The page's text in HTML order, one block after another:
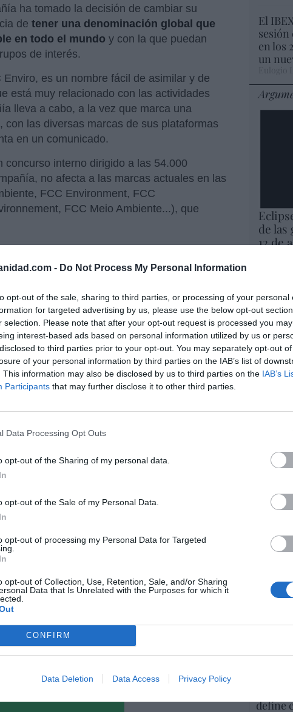
- Do Not Process My Personal Information
opt-out of the sale, sharing to third parties, or processing of your personal
for targeted advertising by us, please use the below opt-out
selection. Please note that after your opt-out request is processed you may
interest-based ads based on personal information utilized by us or
to third parties prior to your opt-out. You may separately opt-out
of your personal information by third parties on the IAB’s list of
This information may also be disclosed by us to third parties on the IAB’s
Participants that may further disclose it to other third parties.
Data Processing Opt Outs
opt-out of the Sharing of my personal data.
opt-out of the Sale of my Personal Data.
opt-out of processing my Personal Data for Targeted
opt-out of Collection, Use, Retention, Sale, and/or Sharing
Data that Is Unrelated with the Purposes for which it
CONFIRM
Data Deletion Data Access Privacy Policy
ha tomado la decisión de cambiar su
de tener una denominación global que
en todo el mundo y con la que puedan
de interés.
es un nombre fácil de asimilar y de
está muy relacionado con las actividades
lleva a cabo, a la vez que marca una
con las diversas marcas de sus plataformas
en un comunicado.
concurso interno dirigido a las 54.000
no afecta a las marcas actuales en las
FCC Environment, FCC
FCC Meio Ambiente...), que
altibajos para Slim: Inmocemento y
Slim no parece dispuesto a invertir más en
la última rueda de prensade la
de nombre, sólo va a seguir sacando
pagando su deuda: ha ordenado el
más para convertirse en el primer
España
este artículo?
newsletter y recibe cada dia
destacado de Hispanidad
legales
El
en los
un
de las
12 de
Vox
hijos
y es
opina
ceutí
Artículos
define